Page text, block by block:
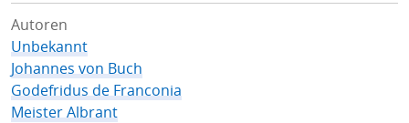
Autoren
Unbekannt
Johannes von Buch
Godefridus de Franconia
Meister Albrant